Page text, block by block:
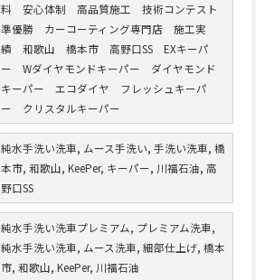
料 安心体制 高品質施工 技術コンテスト
準優勝 カーコーティング専門店 施工実
績 和歌山 橋本市 高野口SS EXキーパ
ー Wダイヤモンドキーパー ダイヤモンド
キーパー エコダイヤ フレッシュキーパ
ー クリスタルキーパー
純水手洗い洗車, ムース手洗い, 手洗い洗車, 橋
本市, 和歌山, KeePer, キーパー, 川福石油, 高
野口SS
純水手洗い洗車プレミアム, プレミアム洗車,
純水手洗い洗車, ムース洗車, 細部仕上げ, 橋本
市, 和歌山, KeePer, 川福石油